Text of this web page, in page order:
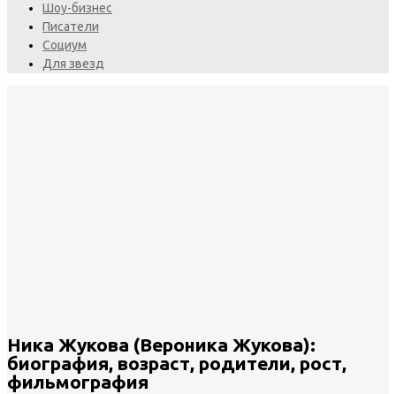
Шоу-бизнес
Писатели
Социум
Для звезд
Ника Жукова (Вероника Жукова):
биография, возраст, родители, рост,
фильмография